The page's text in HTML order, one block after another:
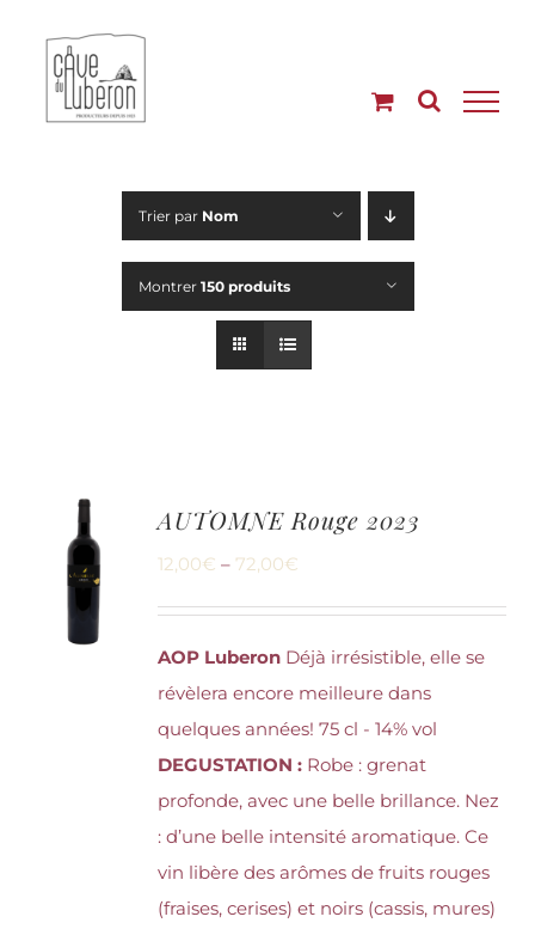
contenu
Trier par Nom
Montrer 150 produits
AUTOMNE Rouge 2023
12,00€ – 72,00€
AOP LuberonDéjà irrésistible, elle se
révèlera encore meilleure dans
quelques années! 75 cl - 14% vol
DEGUSTATION :Robe : grenat
profonde, avec une belle brillance. Nez
: d’une belle intensité aromatique. Ce
vin libère des arômes de fruits rouges
(fraises, cerises) et noirs (cassis, mures)